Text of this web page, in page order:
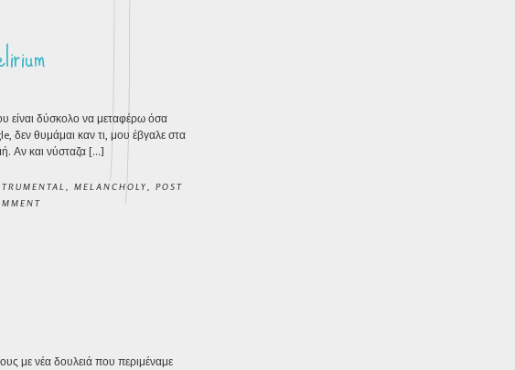
είναι δύσκολο να μεταφέρω όσα
δεν θυμάμαι καν τι, μου έβγαλε στα
Αν και νύσταζα […]
MELANCHOLY
POST
με νέα δουλειά που περιμέναμε